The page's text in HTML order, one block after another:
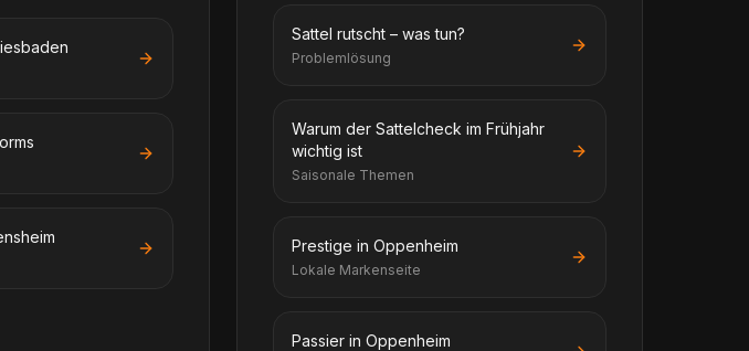
Sattel rutscht – was tun?
Problemlösung
Warum der Sattelcheck im Frühjahr
wichtig ist
Saisonale Themen
Prestige in Oppenheim
Lokale Markenseite
Passier in Oppenheim